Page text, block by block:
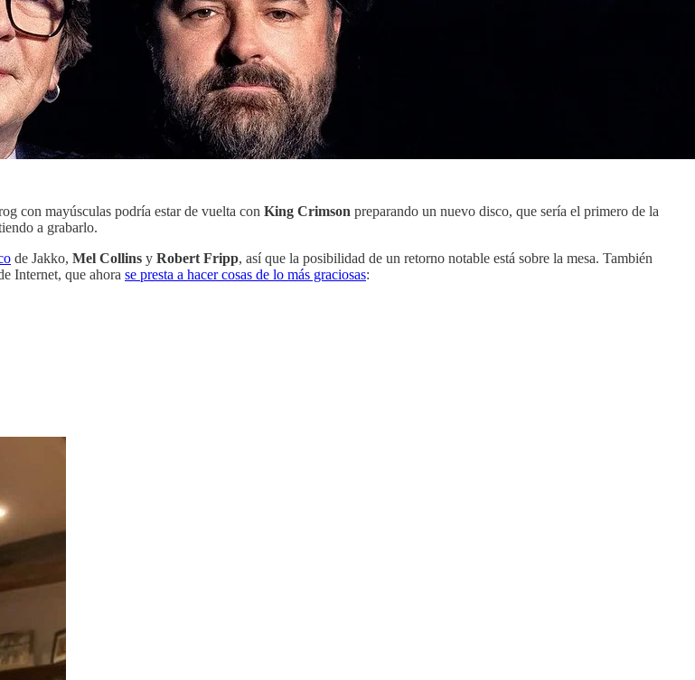
con mayúsculas podría estar de vuelta con King Crimson preparando un nuevo disco, que sería el primero de la
a grabarlo.
de Jakko, Mel Collins y Robert Fripp, así que la posibilidad de un retorno notable está sobre la mesa. También
Internet, que ahora se presta a hacer cosas de lo más graciosas: